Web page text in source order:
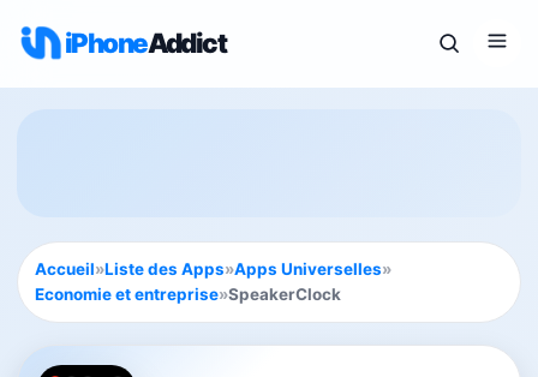
iPhoneAddict
Accueil»Liste des Apps»Apps Universelles»
Economie et entreprise»SpeakerClock